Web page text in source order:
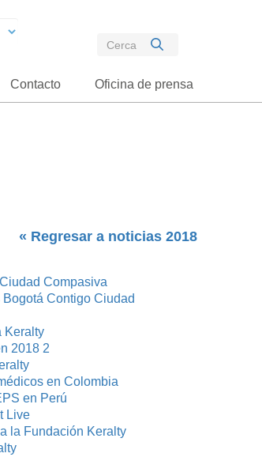
Contacto Oficina de prensa
« Regresar a noticias 2018
Compasiva
Contigo Ciudad
Keralty
2018 2
en Colombia
en Perú
Live
la Fundación Keralty